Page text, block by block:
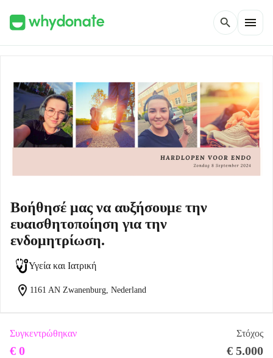
search menu
Βοήθησέ μας να αυξήσουμε την
ευαισθητοποίηση για την
ενδομητρίωση.
Υγεία και Ιατρική
location_on 1161 AN Zwanenburg, Nederland
Συγκεντρώθηκαν Στόχος
€ 0 € 5.000